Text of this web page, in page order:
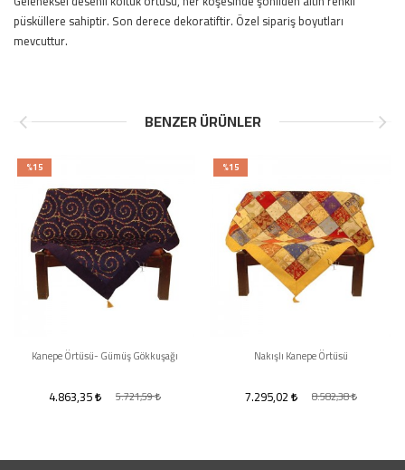
püsküllere sahiptir. Son derece dekoratiftir. Özel sipariş boyutları
mevcuttur.
BENZER ÜRÜNLER
Kanepe Örtüsü- Gümüş Gökkuşağı
%15
4.863,35 5.721,59
Nakışlı Kanepe Örtüsü
%15
7.295,02 8.582,38